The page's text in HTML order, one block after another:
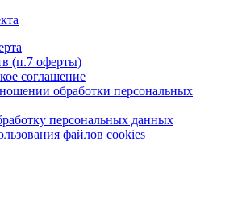
(п.7 оферты)
соглашение
обработки персональных
персональных данных
файлов cookies